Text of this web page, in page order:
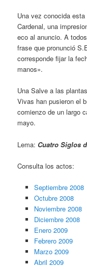
Una vez conocida
Cardenal, una
eco al anuncio. A
frase que pronunció
corresponde fijar la
manos».
Una Salve a las
Vivas han pusieron el
comienzo de un largo
mayo.
Lema: Cuatro Siglos
Consulta los actos:
Septiembre 2008
Octubre 2008
Noviembre 2008
Diciembre 2008
Enero 2009
Febrero 2009
Marzo 2009
Abril 2009